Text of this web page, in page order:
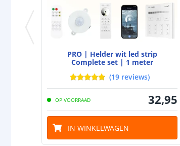
PRO | Helder wit led strip
Complete set | 1 meter
(19 reviews)
OP VOORRAAD 32,95
IN WINKELWAGEN